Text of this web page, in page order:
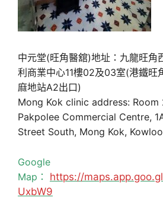
中元堂(旺角醫舘)地址：九龍旺角
利商業中心11樓02及03室(港鐵旺
麻地站A2出口)
Mong Kok clinic address: Room
Pakpolee Commercial Centre,
Street South, Mong Kok,
Google
Map： https://
UxbW9